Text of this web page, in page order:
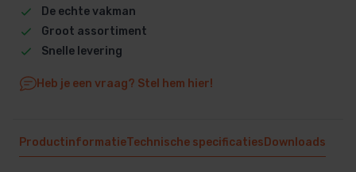
De echte vakman
Groot assortiment
Snelle levering
Heb je een vraag? Stel hem hier!
ProductinformatieTechnische specificaties Downloads